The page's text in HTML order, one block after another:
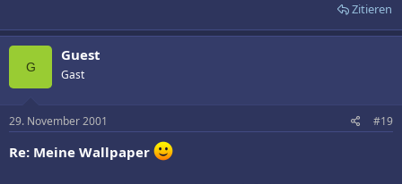
Zitieren
G
Guest
Gast
29. November 2001 #19
Re: Meine Wallpaper